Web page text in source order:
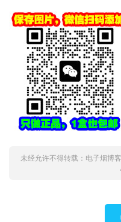
未经允许不得转载： 电子烟博客